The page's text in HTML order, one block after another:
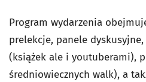
Program wydarzenia
prelekcje, panele
(książek ale i youtuberami),
średniowiecznych walk), a